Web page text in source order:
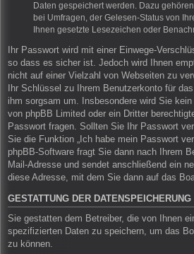
Daten gespeichert werden. Dazu
bei Umfragen, der Gelesen-Status von
Ihnen gesetzte Lesezeichen oder
Ihr Passwort wird mit einer Einwege-
so dass es sicher ist. Jedoch wird Ihnen
nicht auf einer Vielzahl von Webseiten zu
Ihr Schlüssel zu Ihrem Benutzerkonto für
ihm sorgsam um. Insbesondere wird Sie
von phpBB Limited oder ein Dritter
Passwort fragen. Sollten Sie Ihr Passwort
Sie die Funktion „Ich habe mein Passwort
phpBB-Software fragt Sie dann nach Ihrem
Mail-Adresse und sendet anschließend ein
diese Adresse, mit dem Sie dann auf das
GESTATTUNG DER DATENSPEICHERUNG
Sie gestatten dem Betreiber, die von Ihnen
spezifizierten Daten zu speichern, um das
zu können.